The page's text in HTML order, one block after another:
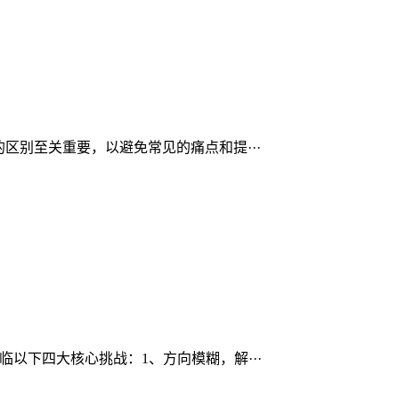
别至关重要，以避免常见的痛点和提···
下四大核心挑战：1、方向模糊，解···